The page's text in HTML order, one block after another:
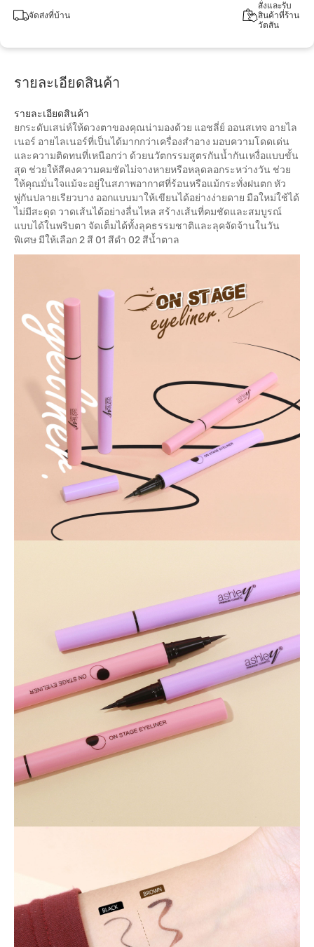
จัดส่งที่บ้าน
สั่งและรับ
สินค้าที่ร้าน
วัตสัน
รายละเอียดสินค้า
รายละเอียดสินค้า
ยกระดับเสน่ห์ให้ดวงตาของคุณน่ามองด้วย แอชลี่ย์ ออนสเทจ อายไล
เนอร์ อายไลเนอร์ที่เป็นได้มากกว่าเครื่องสำอาง มอบความโดดเด่น
และความติดทนที่เหนือกว่า ด้วยนวัตกรรมสูตรกันนํ้ากันเหงื่อแบบขั้น
สุด ช่วยให้สีคงความคมชัดไม่จางหายหรือหลุดลอกระหว่างวัน ช่วย
ให้คุณมั่นใจแม้จะอยู่ในสภาพอากาศที่ร้อนหรือแม้กระทั่งฝนตก หัว
พู่กันปลายเรียวบาง ออกแบบมาให้เขียนได้อย่างง่ายดาย มือใหม่ใช้ได้
ไม่มีสะดุด วาดเส้นได้อย่างลื่นไหล สร้างเส้นที่คมชัดและสมบูรณ์
แบบได้ในพริบตา จัดเต็มได้ทั้งลุคธรรมชาติและลุคจัดจ้านในวัน
พิเศษ มีให้เลือก 2 สี 01 สีดำ 02 สีน้ำตาล